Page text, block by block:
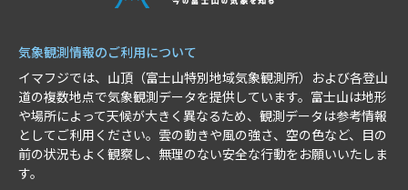
気象観測情報のご利用について
イマフジでは、山頂（富士山特別地域気象観測所）および各登山
道の複数地点で気象観測データを提供しています。富士山は地形
や場所によって天候が大きく異なるため、観測データは参考情報
としてご利用ください。雲の動きや風の強さ、空の色など、目の
前の状況もよく観察し、無理のない安全な行動をお願いいたしま
す。